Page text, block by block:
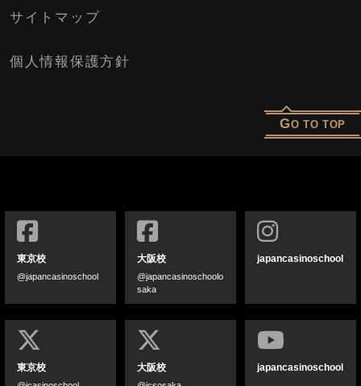
サイトマップ
個人情報保護方針
GO TO TOP
東京校
@japancasinoschool
大阪校
@japancasinoschoolo
saka
japancasinoschool
東京校 大阪校 japancasinoschool